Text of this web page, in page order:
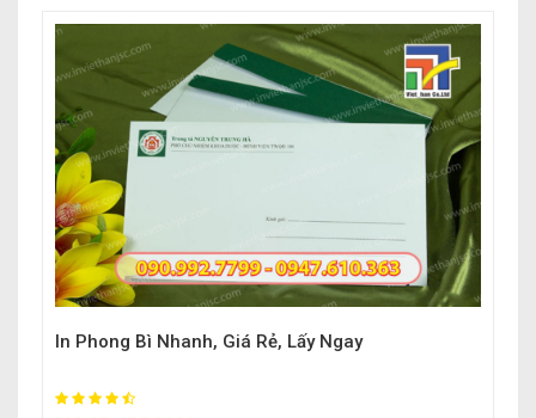
In Phong Bì Nhanh, Giá Rẻ, Lấy Ngay